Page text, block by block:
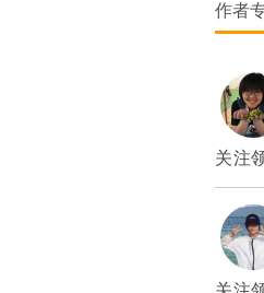
作者
关注